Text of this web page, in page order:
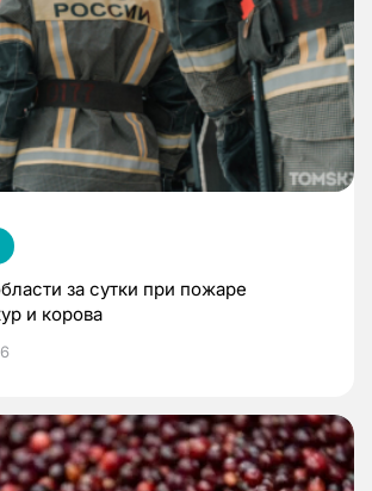
за сутки при пожаре
и корова